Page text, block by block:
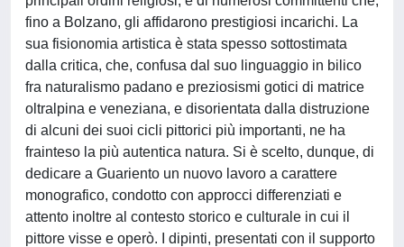
fino a Bolzano, gli affidarono prestigiosi incarichi. La
sua fisionomia artistica è stata spesso sottostimata
dalla critica, che, confusa dal suo linguaggio in bilico
fra naturalismo padano e preziosismi gotici di matrice
oltralpina e veneziana, e disorientata dalla distruzione
di alcuni dei suoi cicli pittorici più importanti, ne ha
frainteso la più autentica natura. Si è scelto, dunque, di
dedicare a Guariento un nuovo lavoro a carattere
monografico, condotto con approcci differenziati e
attento inoltre al contesto storico e culturale in cui il
pittore visse e operò. I dipinti, presentati con il supporto